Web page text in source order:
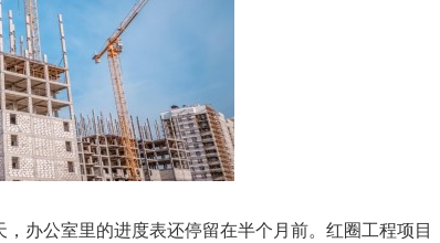
办公室里的进度表还停留在半个月前。红圈工程项目